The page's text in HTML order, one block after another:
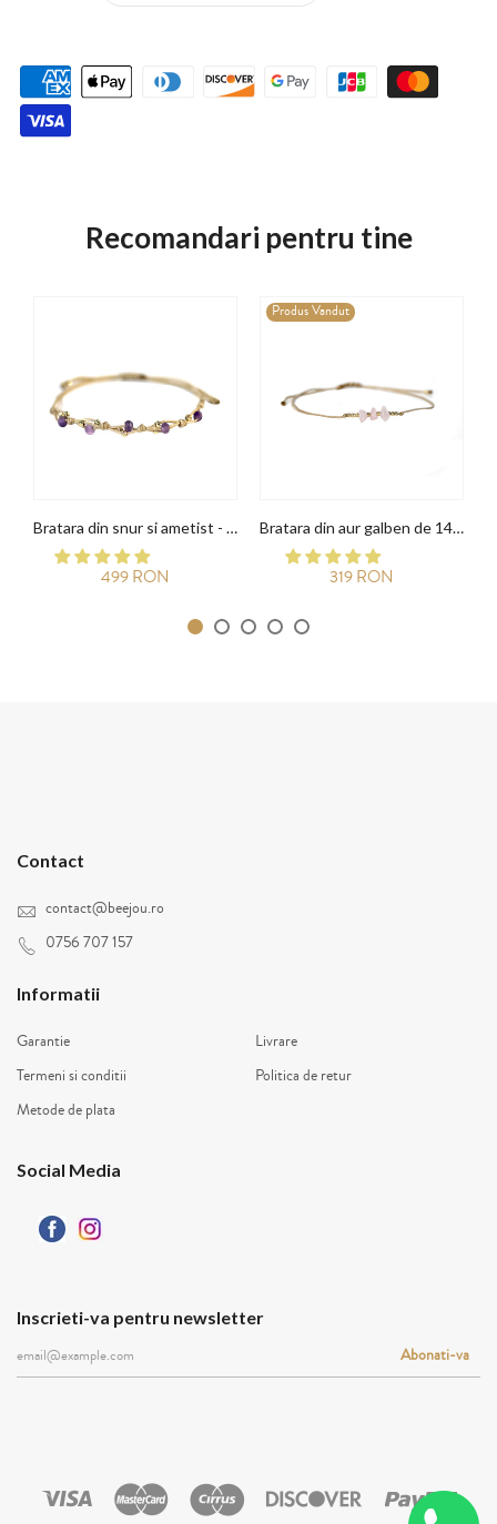
Recomandari pentru tine
Bratara din snur si ametist - Aur galben de 14K
499 RON
Produs Vandut
Bratara din aur galben de 14K si cuart roz
319 RON
Contact
contact@beejou.ro
0756 707 157
Informatii
Garantie
Livrare
Termeni si conditii
Politica de retur
Metode de plata
Social Media
Inscrieti-va pentru newsletter
Abonati-va